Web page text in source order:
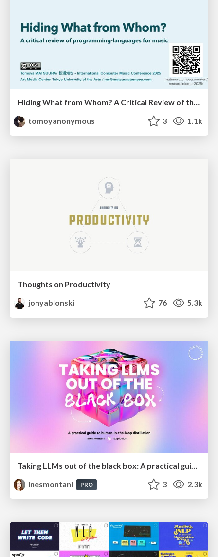
Hiding What from Whom? A Critical Review of the History of Programming languages for Music
tomoyanonymous
3 1.1k
Thoughts on Productivity
jonyablonski
76 5.3k
Taking LLMs out of the black box: A practical guide to human-in-the-loop distillation
inesmontani
PRO 3 2.3k